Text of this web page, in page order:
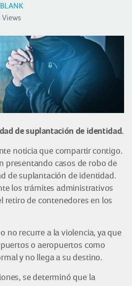
de suplantación de identidad.
noticia que compartir contigo.
presentando casos de robo de
de suplantación de identidad.
los trámites administrativos
retiro de contenedores en los
no recurre a la violencia, ya que
o aeropuertos como
y no llega a su destino.
se determinó que la